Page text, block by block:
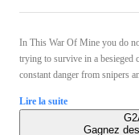
In This War Of Mine you do
trying to survive in a
constant danger from snipers
Lire la suite
Gagnez